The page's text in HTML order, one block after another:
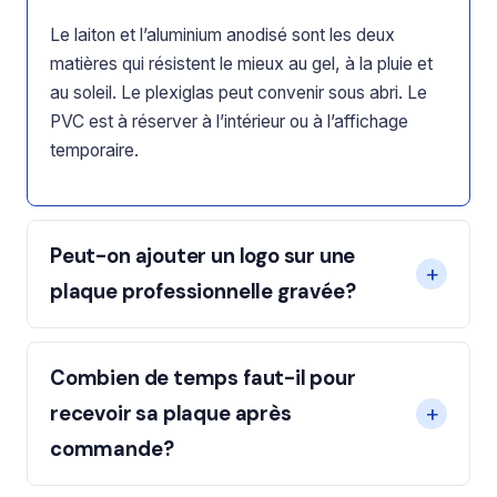
Le laiton et l’aluminium anodisé sont les deux
matières qui résistent le mieux au gel, à la pluie et
au soleil. Le plexiglas peut convenir sous abri. Le
PVC est à réserver à l’intérieur ou à l’affichage
temporaire.
Peut-on ajouter un logo sur une
plaque professionnelle gravée?
Combien de temps faut-il pour
recevoir sa plaque après
commande?